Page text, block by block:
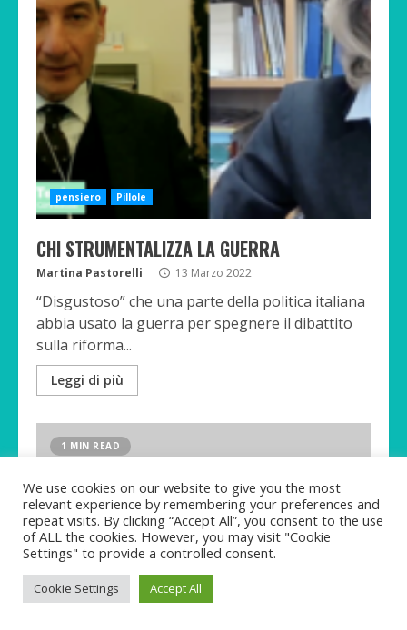
pensiero Pillole
CHI STRUMENTALIZZA LA GUERRA
Martina Pastorelli 13 Marzo 2022
“Disgustoso” che una parte della politica italiana
abbia usato la guerra per spegnere il dibattito
sulla riforma...
Leggi di più
1 MIN READ
We use cookies on our website to give you the most
relevant experience by remembering your preferences and
repeat visits. By clicking “Accept All”, you consent to the use
of ALL the cookies. However, you may visit "Cookie
Settings" to provide a controlled consent.
Cookie Settings Accept All